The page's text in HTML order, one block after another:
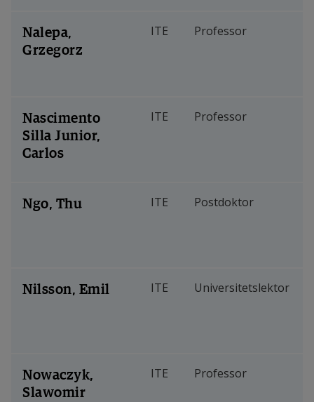
Nalepa,
Grzegorz
ITE Professor
Nascimento
Silla Junior,
Carlos
ITE Professor
Ngo, Thu ITE Postdoktor
Nilsson, Emil ITE Universitetslektor
Nowaczyk,
Slawomir
ITE Professor